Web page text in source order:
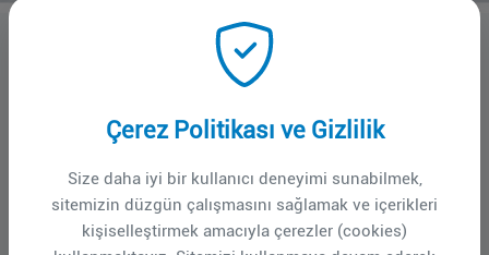
21. Temel Ortopedik Travma Eğitim Toplantısı
Ankara Bilkent Şehir Hastanesi
Konferans Salonu
Çerez Politikası ve Gizlilik
Size daha iyi bir kullanıcı deneyimi sunabilmek,
sitemizin düzgün çalışmasını sağlamak ve içerikleri
kişiselleştirmek amacıyla çerezler (cookies)